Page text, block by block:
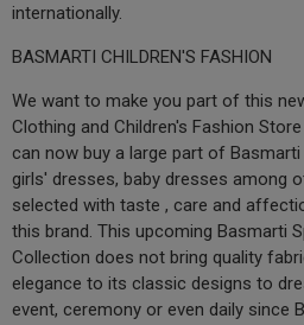
internationally.
BASMARTI CHILDREN'S FASHION
We want to make you part of this
Clothing and Children's Fashion
can now buy a large part of
girls' dresses, baby dresses among
selected with taste , care and
this brand. This upcoming Basmarti
Collection does not bring quality
elegance to its classic designs to
event, ceremony or even daily since